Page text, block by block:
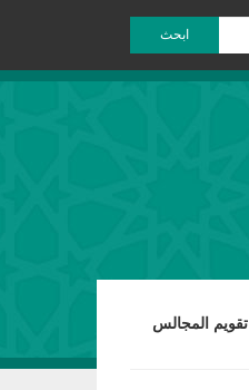
ابحث
تقويم المجالس